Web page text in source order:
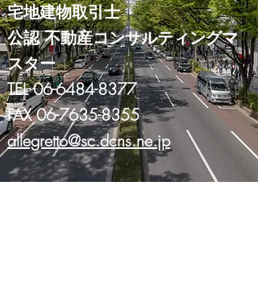
​宅地建物取引士
​公認 不動産コンサルティングマ
スター
TEL06-6484-8377
FAX06-7635-8355
allegretto@sc.dcns.ne.jp